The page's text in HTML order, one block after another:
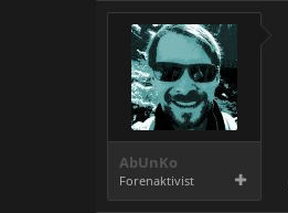
AbUnKo
Forenaktivist